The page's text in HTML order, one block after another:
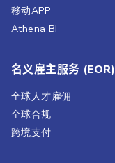
移动APP
Athena BI
名义雇主服务 (EOR)
全球人才雇佣
全球合规
跨境支付